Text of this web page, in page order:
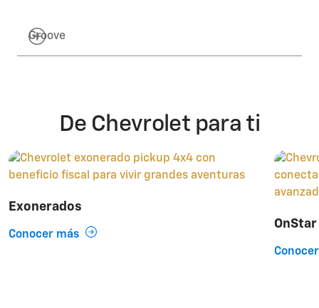
Groove
De Chevrolet para ti
Exonerados
Conocer más